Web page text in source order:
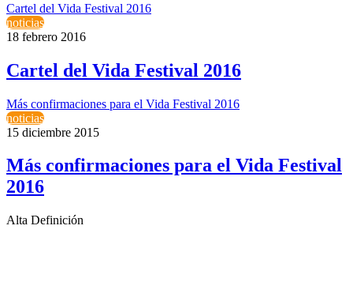
Cartel del Vida Festival 2016
noticias
18 febrero 2016
Cartel del Vida Festival 2016
Más confirmaciones para el Vida Festival 2016
noticias
15 diciembre 2015
Más confirmaciones para el Vida Festival
2016
Alta Definición